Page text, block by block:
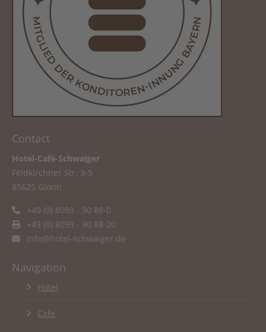
Contact
Hotel-Café-Schwaiger
Feldkirchner Str. 3-5
85625 Glonn
+49 (0) 8093 - 90 88-0
+49 (0) 8093 - 90 88-20
info@hotel-schwaiger.de
Navigation
Hotel
Cafe